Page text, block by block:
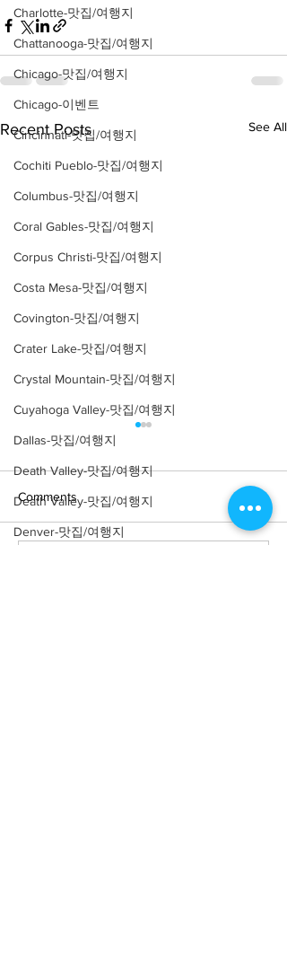
Charlotte-맛집/여행지
Chattanooga-맛집/여행지
Chicago-맛집/여행지
Chicago-이벤트
Cincinnati-맛집/여행지
Cochiti Pueblo-맛집/여행지
Columbus-맛집/여행지
Coral Gables-맛집/여행지
Corpus Christi-맛집/여행지
Costa Mesa-맛집/여행지
Covington-맛집/여행지
Crater Lake-맛집/여행지
Crystal Mountain-맛집/여행지
Cuyahoga Valley-맛집/여행지
Dallas-맛집/여행지
Death Valley-맛집/여행지
Death Valley-맛집/여행지
Denver-맛집/여행지
Recent Posts See All
Comments